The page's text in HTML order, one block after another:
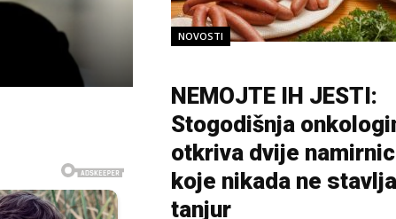
NOVOSTI
NEMOJTE IH JESTI:
Stogodišnja
otkriva dvije
koje nikada ne
tanjur